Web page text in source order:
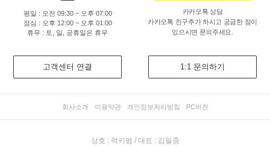
평일 : 오전 09:30 ~ 오후 07:00
점심 : 오후 12:00 ~ 오후 01:00
휴무 : 토, 일, 공휴일은 휴무
카카오톡 상담
카카오톡 친구추가 하시고 궁금한 점이
있으시면 문의주세요.
고객센터 연결 1:1 문의하기
회사소개 이용약관 개인정보처리방침 PC버전
상호 : 럭키펌 / 대표 : 김필중